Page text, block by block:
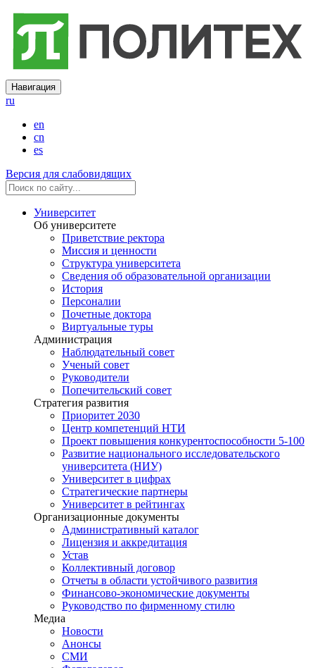
Навигация
ru
en
cn
es
Версия для слабовидящих
Университет
Об университете
Приветствие ректора
Миссия и ценности
Структура университета
Сведения об образовательной организации
История
Персоналии
Почетные доктора
Виртуальные туры
Администрация
Наблюдательный совет
Ученый совет
Руководители
Попечительский совет
Стратегия развития
Приоритет 2030
Центр компетенций НТИ
Проект повышения конкурентоспособности 5-100
Развитие национального исследовательского
университета (НИУ)
Университет в цифрах
Стратегические партнеры
Университет в рейтингах
Организационные документы
Административный каталог
Лицензия и аккредитация
Устав
Коллективный договор
Отчеты в области устойчивого развития
Финансово-экономические документы
Руководство по фирменному стилю
Медиа
Новости
Анонсы
СМИ